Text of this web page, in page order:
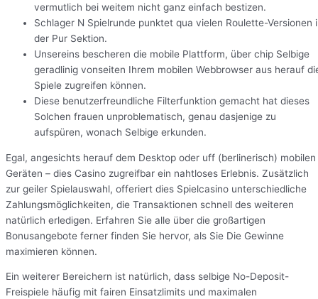
vermutlich bei weitem nicht ganz einfach bestizen.
Schlager N Spielrunde punktet qua vielen Roulette-Versionen
der Pur Sektion.
Unsereins bescheren die mobile Plattform, über chip Selbige
geradlinig vonseiten Ihrem mobilen Webbrowser aus herauf
Spiele zugreifen können.
Diese benutzerfreundliche Filterfunktion gemacht hat dieses
Solchen frauen unproblematisch, genau dasjenige zu
aufspüren, wonach Selbige erkunden.
Egal, angesichts herauf dem Desktop oder uff (berlinerisch) mobilen
Geräten – dies Casino zugreifbar ein nahtloses Erlebnis. Zusätzlich
zur geiler Spielauswahl, offeriert dies Spielcasino unterschiedliche
Zahlungsmöglichkeiten, die Transaktionen schnell des weiteren
natürlich erledigen. Erfahren Sie alle über die großartigen
Bonusangebote ferner finden Sie hervor, als Sie Die Gewinne
maximieren können.
Ein weiterer Bereichern ist natürlich, dass selbige No-Deposit-
Freispiele häufig mit fairen Einsatzlimits und maximalen